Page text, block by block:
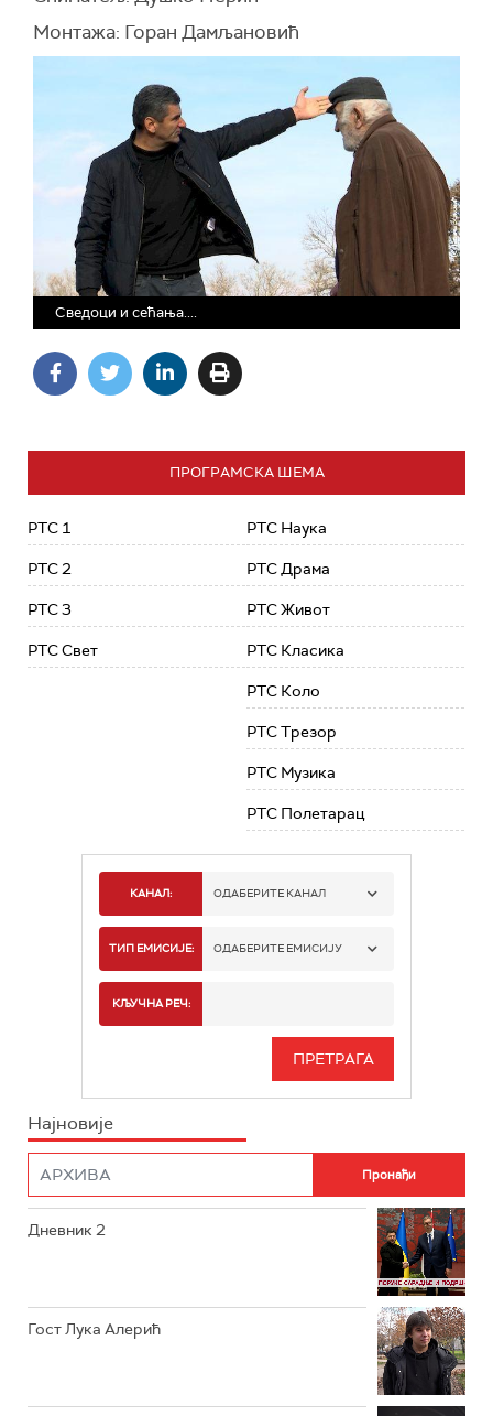
Монтажа: Горан Дамљановић
Сведоци и сећања....
ПРОГРАМСКА ШЕМА
РТС 1
РТС 2
РТС 3
РТС Свет
РТС Наука
РТС Драма
РТС Живот
РТС Класика
РТС Коло
РТС Трезор
РТС Музика
РТС Полетарац
КАНАЛ: ОДАБЕРИТЕ КАНАЛ
РТС 1
РТС 3
ТИП ЕМИСИЈЕ: ОДАБЕРИТЕ ЕМИСИЈУ
ИНФО
КЉУЧНА РЕЧ:
Најновије
Дневник 2
Гост Лука Алерић